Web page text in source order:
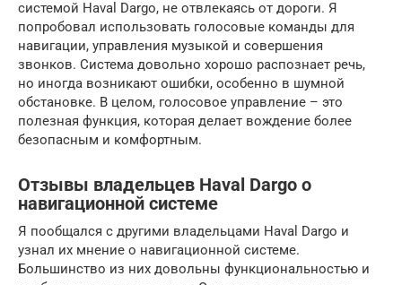
системой Haval Dargo, не отвлекаясь от дороги. Я
попробовал использовать голосовые команды для
навигации, управления музыкой и совершения
звонков. Система довольно хорошо распознает речь,
но иногда возникают ошибки, особенно в шумной
обстановке. В целом, голосовое управление – это
полезная функция, которая делает вождение более
безопасным и комфортным.
Отзывы владельцев Haval Dargo о
навигационной системе
Я пообщался с другими владельцами Haval Dargo и
узнал их мнение о навигационной системе.
Большинство из них довольны функциональностью и